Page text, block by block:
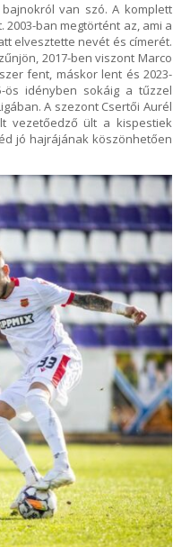
van szó. A komplett
ban megtörtént az, ami a
elvesztette nevét és címerét.
2017-ben viszont Marco
fent, máskor lent és 2023-
ös idényben sokáig a tűzzel
A szezont Csertői Aurél
vezetőedző ült a kispestiek
jó hajrájának köszönhetően